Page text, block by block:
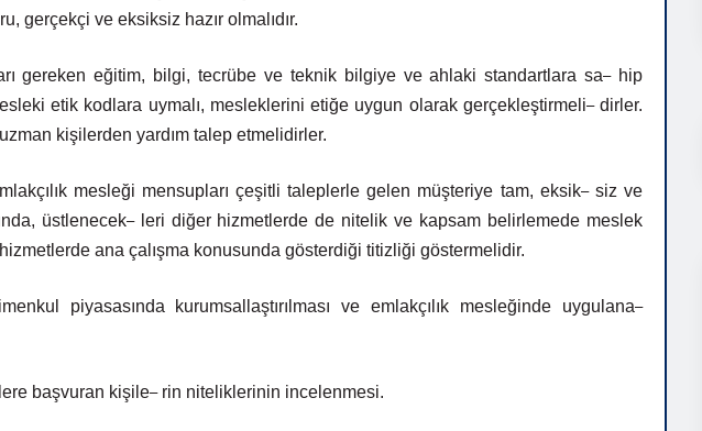
gerçekçi ve eksiksiz hazır olmalıdır.
gereken eğitim, bilgi, tecrübe ve teknik bilgiye ve ahlaki standartlara sa– hip
etik kodlara uymalı, mesleklerini etiğe uygun olarak gerçekleştirmeli–dirler.
uzman kişilerden yardım talep etmelidirler.
mesleği mensupları çeşitli taleplerle gelen müşteriye tam, eksik– siz ve
üstlenecek– leri diğer hizmetlerde de nitelik ve kapsam belirlemede meslek
ana çalışma konusunda gösterdiği titizliği göstermelidir.
piyasasında kurumsallaştırılması ve emlakçılık mesleğinde uygulana–
başvuran kişile– rin niteliklerinin incelenmesi.